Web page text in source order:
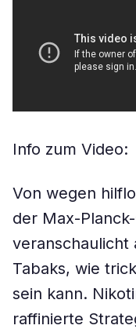
Info zum Video:
Von wegen
der Max-
veranschaulicht
Tabaks, wie
sein kann.
raffinierte